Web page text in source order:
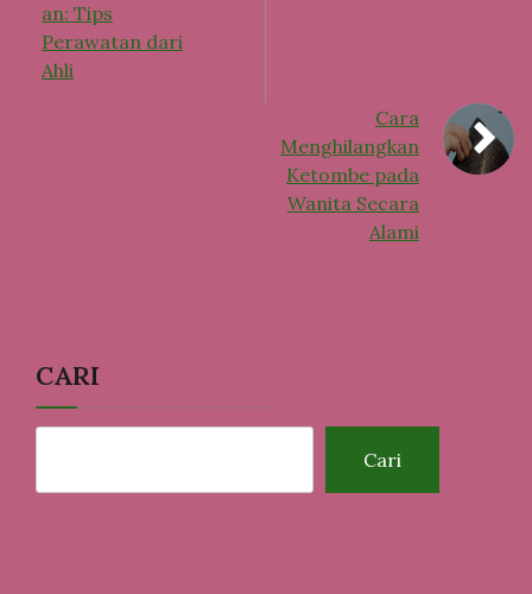
an: Tips
Perawatan dari
Ahli
Cara
Menghilangkan
Ketombe pada
Wanita Secara
Alami
CARI
Cari